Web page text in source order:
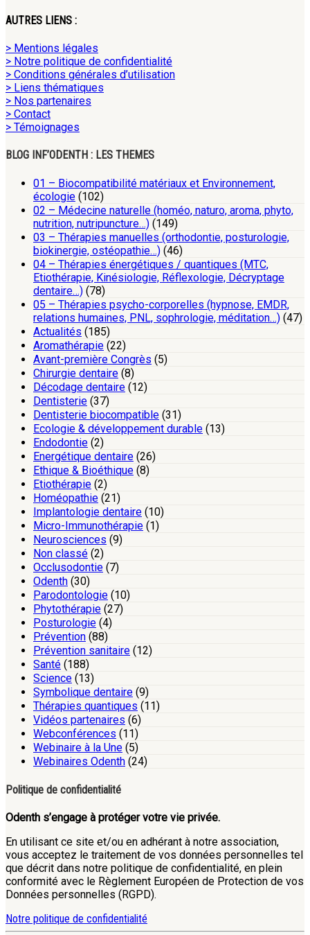
AUTRES LIENS :
> Mentions légales
> Notre politique de confidentialité
> Conditions générales d’utilisation
> Liens thématiques
> Nos partenaires
> Contact
> Témoignages
BLOG INF’ODENTH : LES THEMES
01 – Biocompatibilité matériaux et Environnement,
écologie (102)
02 – Médecine naturelle (homéo, naturo, aroma, phyto,
nutrition, nutripuncture…) (149)
03 – Thérapies manuelles (orthodontie, posturologie,
biokinergie, ostéopathie…) (46)
04 – Thérapies énergétiques / quantiques (MTC,
Etiothérapie, Kinésiologie, Réflexologie, Décryptage
dentaire…) (78)
05 – Thérapies psycho-corporelles (hypnose, EMDR,
relations humaines, PNL, sophrologie, méditation…) (47)
Actualités (185)
Aromathérapie (22)
Avant-première Congrès (5)
Chirurgie dentaire (8)
Décodage dentaire (12)
Dentisterie (37)
Dentisterie biocompatible (31)
Ecologie & développement durable (13)
Endodontie (2)
Energétique dentaire (26)
Ethique & Bioéthique (8)
Etiothérapie (2)
Homéopathie (21)
Implantologie dentaire (10)
Micro-Immunothérapie (1)
Neurosciences (9)
Non classé (2)
Occlusodontie (7)
Odenth (30)
Parodontologie (10)
Phytothérapie (27)
Posturologie (4)
Prévention (88)
Prévention sanitaire (12)
Santé (188)
Science (13)
Symbolique dentaire (9)
Thérapies quantiques (11)
Vidéos partenaires (6)
Webconférences (11)
Webinaire à la Une (5)
Webinaires Odenth (24)
Politique de confidentialité
Odenth s’engage à protéger votre vie privée.
En utilisant ce site et/ou en adhérant à notre association,
vous acceptez le traitement de vos données personnelles tel
que décrit dans notre politique de confidentialité, en plein
conformité avec le Règlement Européen de Protection de vos
Données personnelles (RGPD).
Notre politique de confidentialité